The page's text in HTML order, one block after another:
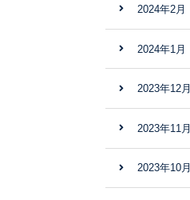
2024年2月
2024年1月
2023年12月
2023年11月
2023年10月